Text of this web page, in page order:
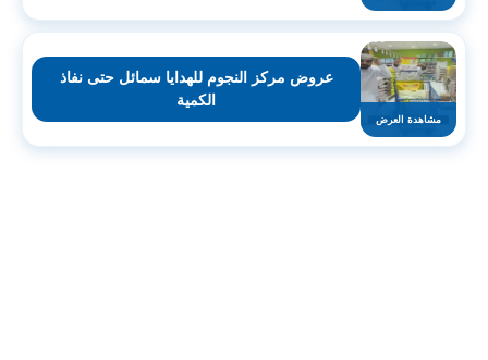
مشاهدة العرض
عروض مركز النجوم للهدايا سمائل حتى نفاذ
الكمية